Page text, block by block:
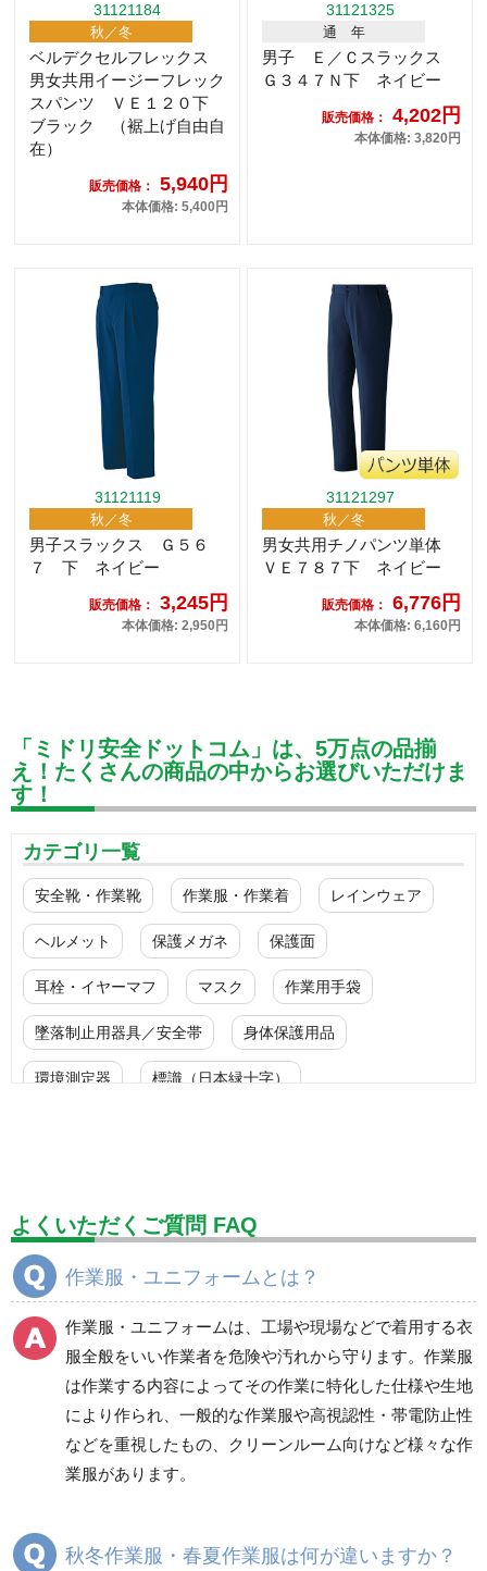
31121184
秋／冬
ベルデクセルフレックス
男女共用イージーフレック
スパンツ ＶＥ１２０下
ブラック （裾上げ自由自
在）
販売価格： 5,940円
本体価格: 5,400円
31121325
通 年
男子 Ｅ／Ｃスラックス
Ｇ３４７Ｎ下 ネイビー
販売価格： 4,202円
本体価格: 3,820円
31121119
秋／冬
男子スラックス Ｇ５６
７ 下 ネイビー
販売価格： 3,245円
本体価格: 2,950円
31121297
秋／冬
男女共用チノパンツ単体
ＶＥ７８７下 ネイビー
販売価格： 6,776円
本体価格: 6,160円
「ミドリ安全ドットコム」は、5万点の品揃
え！たくさんの商品の中からお選びいただけま
す！
カテゴリ一覧
安全靴・作業靴 作業服・作業着 レインウェア
ヘルメット 保護メガネ 保護面
耳栓・イヤーマフ マスク 作業用手袋
墜落制止用器具／安全帯 身体保護用品
環境測定器 標識（日本緑十字）
設備用品・作業補助用品 工事作業用品
分煙対策機器
電気保守用品 ワイパー クリーンルーム対策用品
防災グッズ（防災セット） 救急医療品
健康管理器具 季節商品 ウイルス対策用品
商品カテゴリ一覧
秋冬長袖
秋冬長袖
よくいただくご質問 FAQ
作業服・ユニフォームとは？
作業服・ユニフォームは、工場や現場などで着用する衣
服全般をいい作業者を危険や汚れから守ります。作業服
は作業する内容によってその作業に特化した仕様や生地
により作られ、一般的な作業服や高視認性・帯電防止性
などを重視したもの、クリーンルーム向けなど様々な作
業服があります。
秋冬作業服・春夏作業服は何が違いますか？